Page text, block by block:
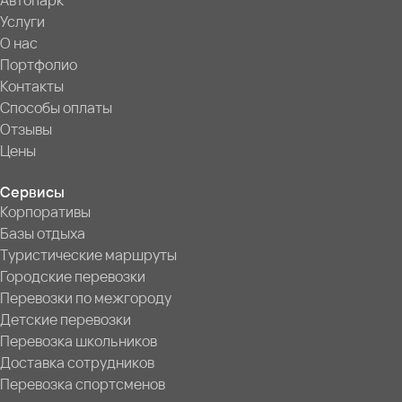
Услуги
О нас
Портфолио
Контакты
Способы оплаты
Отзывы
Цены
Сервисы
Корпоративы
Базы отдыха
Туристические маршруты
Городские перевозки
Перевозки по межгороду
Детские перевозки
Перевозка школьников
Доставка сотрудников
Перевозка спортсменов